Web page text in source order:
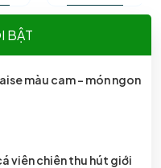
được ưa
được ưa
BẬT
màu cam - món ngon
viên chiên thu hút giới